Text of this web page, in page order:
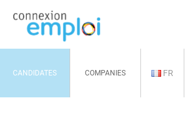
CANDIDATES COMPANIES FR